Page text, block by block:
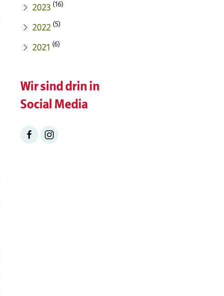
2023 (16)
2022 (5)
2021 (6)
Wir sind drin in
Social Media